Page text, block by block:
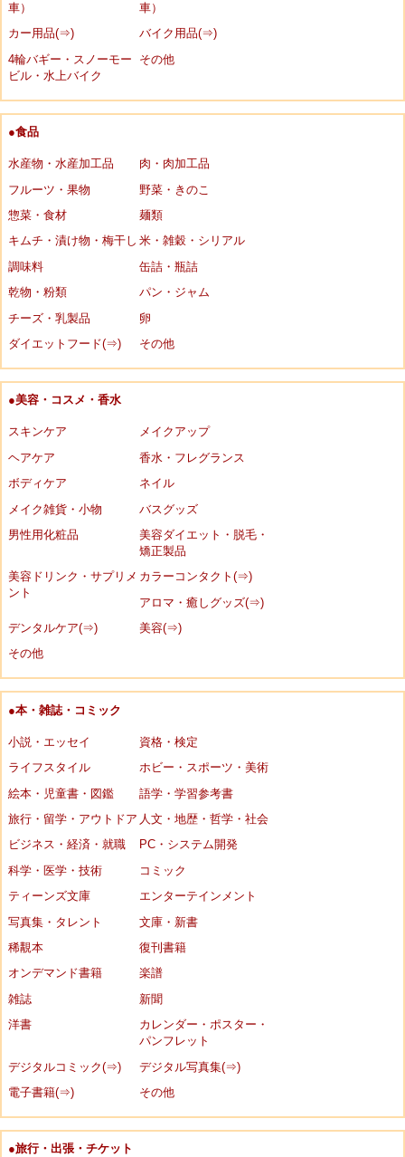
車）
車）
カー用品(⇒)
バイク用品(⇒)
4輪バギー・スノーモー
ビル・水上バイク
その他
●食品
水産物・水産加工品
肉・肉加工品
フルーツ・果物
野菜・きのこ
惣菜・食材
麺類
キムチ・漬け物・梅干し 米・雑穀・シリアル
調味料
缶詰・瓶詰
乾物・粉類
パン・ジャム
チーズ・乳製品
卵
ダイエットフード(⇒)
その他
●美容・コスメ・香水
スキンケア
メイクアップ
ヘアケア
香水・フレグランス
ボディケア
ネイル
メイク雑貨・小物
バスグッズ
男性用化粧品
美容ダイエット・脱毛・
矯正製品
美容ドリンク・サプリメ
ント
カラーコンタクト(⇒)
アロマ・癒しグッズ(⇒)
デンタルケア(⇒)
美容(⇒)
その他
●本・雑誌・コミック
小説・エッセイ
資格・検定
ライフスタイル
ホビー・スポーツ・美術
絵本・児童書・図鑑
語学・学習参考書
旅行・留学・アウトドア 人文・地歴・哲学・社会
ビジネス・経済・就職
PC・システム開発
科学・医学・技術
コミック
ティーンズ文庫
エンターテインメント
写真集・タレント
文庫・新書
稀覯本
復刊書籍
オンデマンド書籍
楽譜
雑誌
新聞
洋書
カレンダー・ポスター・
パンフレット
デジタルコミック(⇒)
デジタル写真集(⇒)
電子書籍(⇒)
その他
●旅行・出張・チケット